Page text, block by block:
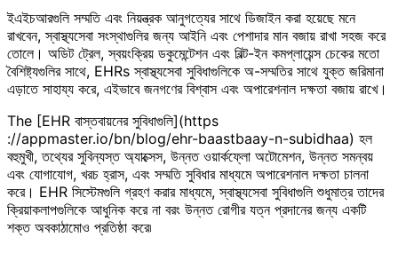
ইএইচআরগুলি সম্মতি এবং নিয়ন্ত্রক আনুগত্যের সাথে ডিজাইন করা হয়েছে মনে
রাখবেন, স্বাস্থ্যসেবা সংস্থাগুলির জন্য আইনি এবং পেশাদার মান বজায় রাখা সহজ করে
তোলে। অডিট ট্রেল, স্বয়ংক্রিয় ডকুমেন্টেশন এবং বিল্ট-ইন কমপ্লায়েন্স চেকের মতো
বৈশিষ্ট্যগুলির সাথে, EHRs স্বাস্থ্যসেবা সুবিধাগুলিকে অ-সম্মতির সাথে যুক্ত জরিমানা
এড়াতে সাহায্য করে, এইভাবে জনগণের বিশ্বাস এবং অপারেশনাল দক্ষতা বজায় রাখে।
The [EHR বাস্তবায়নের সুবিধাগুলি](https
://appmaster.io/bn/blog/ehr-baastbaay-n-subidhaa) হল
বহুমুখী, তথ্যের সুবিন্যস্ত অ্যাক্সেস, উন্নত ওয়ার্কফ্লো অটোমেশন, উন্নত সমন্বয়
এবং যোগাযোগ, খরচ হ্রাস, এবং সম্মতি সুবিধার মাধ্যমে অপারেশনাল দক্ষতা চালনা
করে। EHR সিস্টেমগুলি গ্রহণ করার মাধ্যমে, স্বাস্থ্যসেবা সুবিধাগুলি শুধুমাত্র তাদের
ক্রিয়াকলাপগুলিকে আধুনিক করে না বরং উন্নত রোগীর যত্ন প্রদানের জন্য একটি
শক্ত অবকাঠামোও প্রতিষ্ঠা করে৷